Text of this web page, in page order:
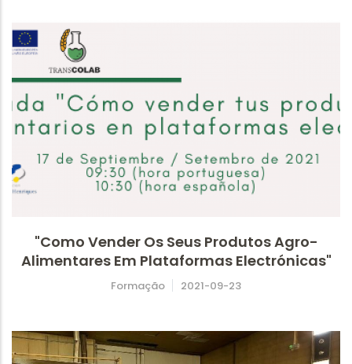
"Como Vender Os Seus Produtos Agro-
Alimentares Em Plataformas Electrónicas"
Formação 2021-09-23